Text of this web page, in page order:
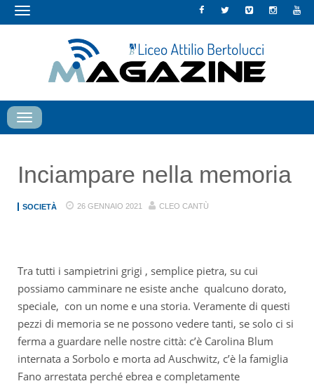
Toggle
Toggle
navigation
Inciampare nella memoria
SOCIETÀ 26 GENNAIO 2021 CLEO CANTÙ
Tra tutti i sampietrini grigi , semplice pietra, su cui
possiamo camminare ne esiste anche qualcuno dorato,
speciale, con un nome e una storia. Veramente di questi
pezzi di memoria se ne possono vedere tanti, se solo ci si
ferma a guardare nelle nostre città: c’è Carolina Blum
internata a Sorbolo e morta ad Auschwitz, c’è la famiglia
Fano arrestata perché ebrea e completamente